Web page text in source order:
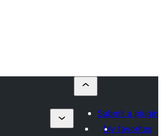
Submit a plugin
My favorites